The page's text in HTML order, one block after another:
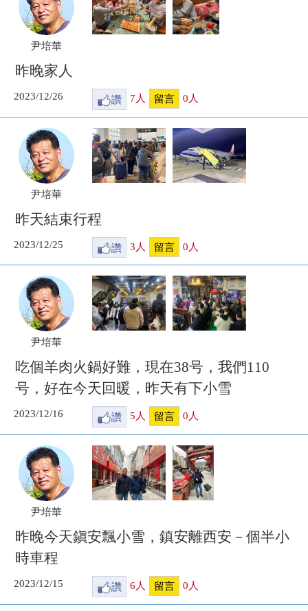
尹培華
昨晚家人
2023/12/26 讚 7 人 留言 0 人
尹培華
昨天結束行程
2023/12/25 讚 3 人 留言 0 人
尹培華
吃個羊肉火鍋好難，現在38号，我們110
号，好在今天回暖，昨天有下小雪
2023/12/16 讚 5 人 留言 0 人
尹培華
昨晚今天鎭安飄小雪，鎮安離西安－個半小
時車程
2023/12/15 讚 6 人 留言 0 人